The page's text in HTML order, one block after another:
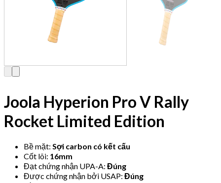
Joola Hyperion Pro V Rally
Rocket Limited Edition
Bề mặt: Sợi carbon có kết cấu
Cốt lõi: 16mm
Đạt chứng nhận UPA-A: Đúng
Được chứng nhận bởi USAP: Đúng